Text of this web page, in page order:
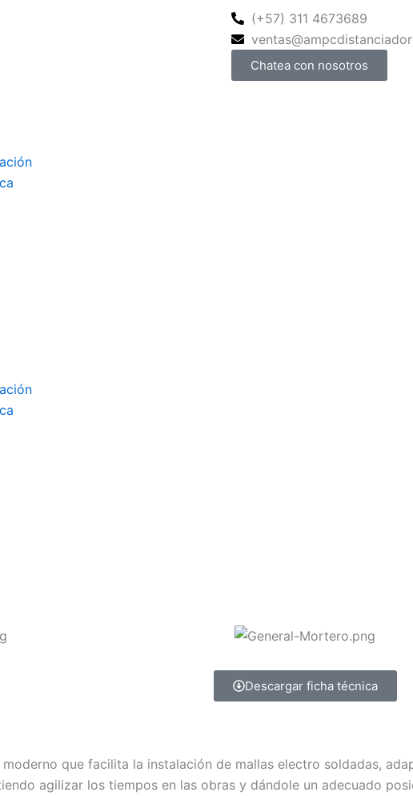
(+57) 311 4673689
Chatea con nosotros
Descargar ficha técnica
que facilita la instalación de mallas electro soldadas,
agilizar los tiempos en las obras y dándole un adecuado